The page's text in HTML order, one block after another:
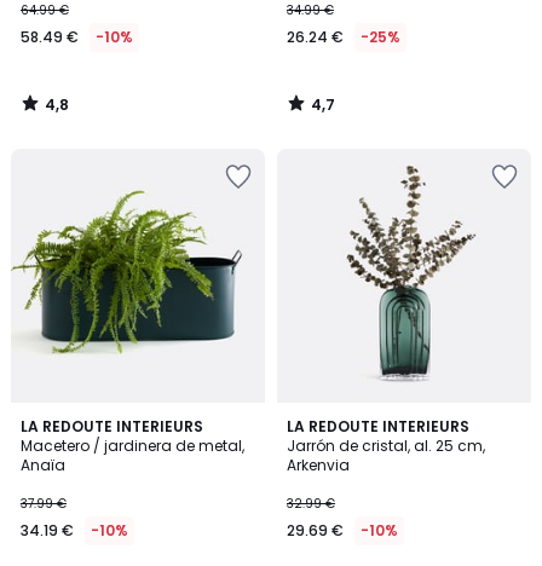
64.99 €
58.49 € -10%
4,8
/
34.99 €
26.24 € -25%
4,7
/
LA REDOUTE INTERIEURS
Macetero / jardinera de metal,
Anaïa
37.99 €
34.19 € -10%
4,9
/ 5
LA REDOUTE INTERIEURS
Jarrón de cristal, al. 25 cm,
Arkenvia
32.99 €
29.69 € -10%
4,2
/ 5